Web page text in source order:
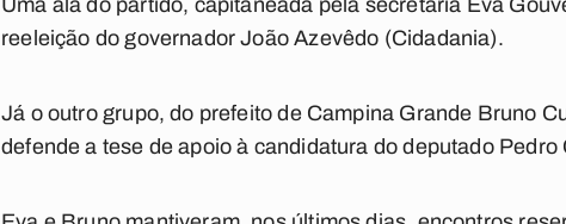
Uma ala do partido, capitaneada pela secretária Eva
reeleição do governador João Azevêdo (Cidadania).
Já o outro grupo, do prefeito de Campina Grande Bruno
defende a tese de apoio à candidatura do deputado